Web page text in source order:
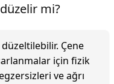
mi?
Çene
için fizik
ve ağrı